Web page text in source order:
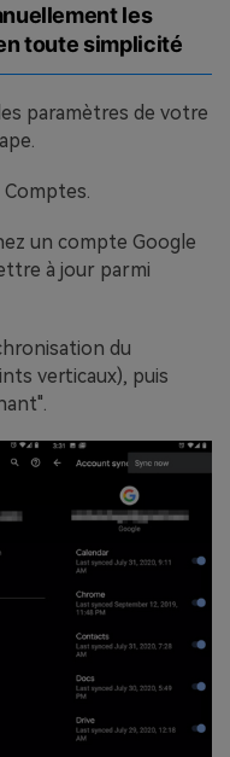
les
toute simplicité
paramètres de votre
un compte Google
à jour parmi
du
verticaux), puis